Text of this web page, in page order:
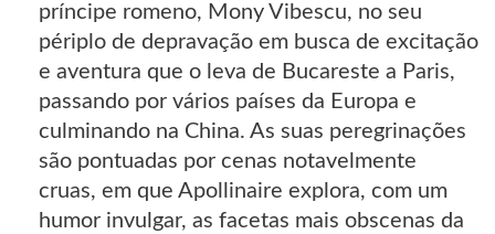
príncipe romeno, Mony Vibescu, no seu
périplo de depravação em busca de excitação
e aventura que o leva de Bucareste a Paris,
passando por vários países da Europa e
culminando na China. As suas peregrinações
são pontuadas por cenas notavelmente
cruas, em que Apollinaire explora, com um
humor invulgar, as facetas mais obscenas da